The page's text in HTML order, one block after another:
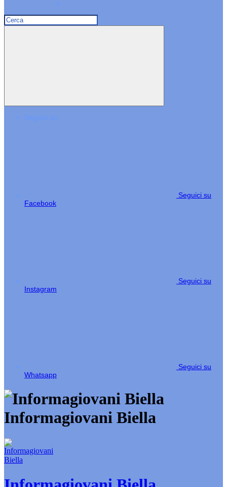
Seguici su
Seguici su
Facebook
Seguici su
Instagram
Seguici su
Whatsapp
Informagiovani Biella